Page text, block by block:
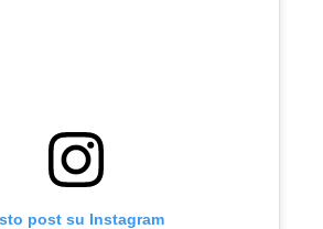
post su Instagram